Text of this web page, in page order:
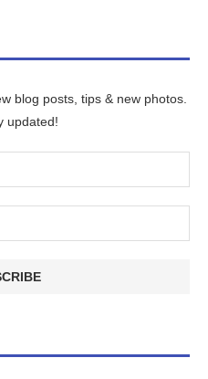
blog posts, tips & new photos.
updated!